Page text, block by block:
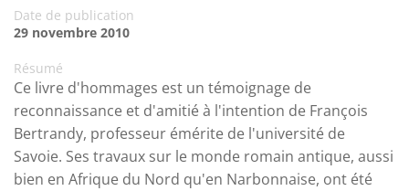
Date de publication
29 novembre 2010
Résumé
Ce livre d'hommages est un témoignage de
reconnaissance et d'amitié à l'intention de François
Bertrandy, professeur émérite de l'université de
Savoie. Ses travaux sur le monde romain antique, aussi
bien en Afrique du Nord qu'en Narbonnaise, ont été